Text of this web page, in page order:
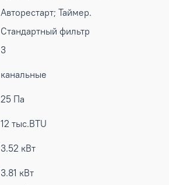
Авторестарт; Таймер.
Стандартный фильтр
3
канальные
25 Па
12 тыс.BTU
3.52 кВт
3.81 кВт